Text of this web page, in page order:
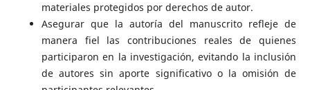
materiales protegidos por derechos de autor.
Asegurar que la autoría del manuscrito refleje de
manera fiel las contribuciones reales de quienes
participaron en la investigación, evitando la inclusión
de autores sin aporte significativo o la omisión de